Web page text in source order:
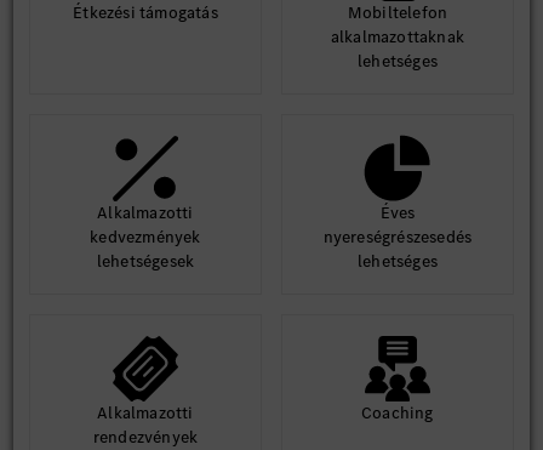
Étkezési támogatás
Mobiltelefon
alkalmazottaknak
lehetséges
Alkalmazotti
kedvezmények
lehetségesek
Éves
nyereségrészesedés
lehetséges
Alkalmazotti
rendezvények
Coaching